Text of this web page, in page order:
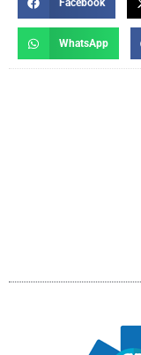
Facebook
WhatsApp